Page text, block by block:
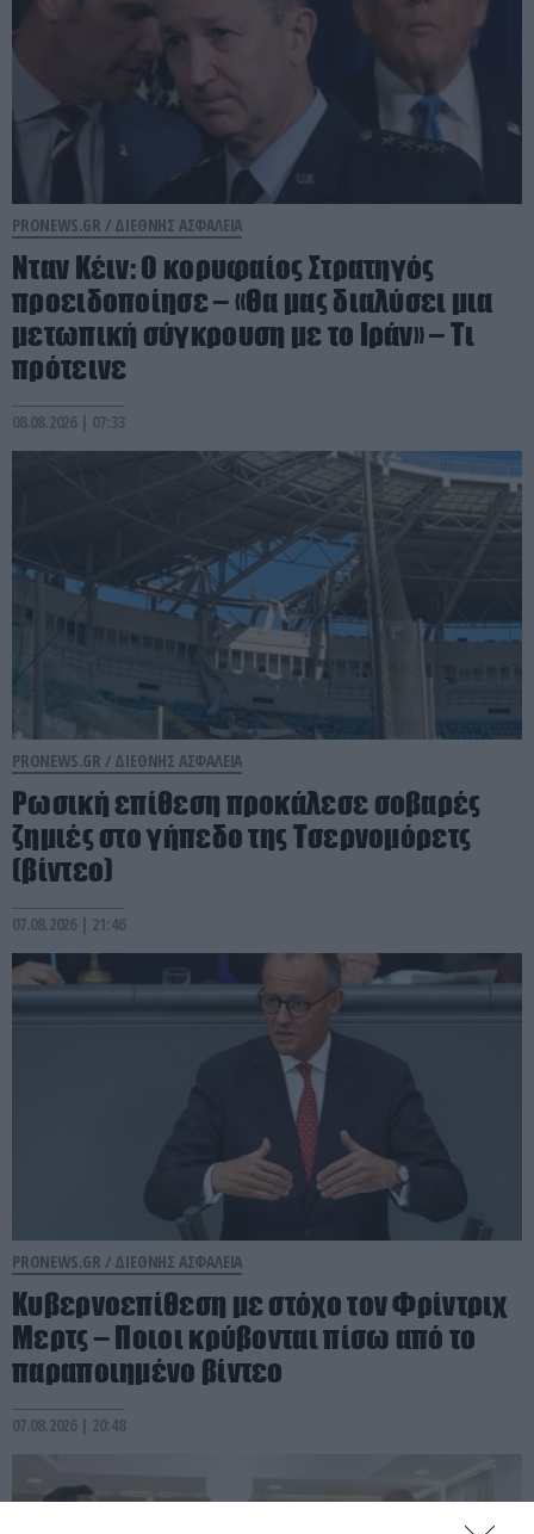
PRONEWS.GR / ΔΙΕΘΝΗΣ ΑΣΦΑΛΕΙΑ
Νταν Κέιν: Ο κορυφαίος Στρατηγός
προειδοποίησε – «Θα μας διαλύσει μια
μετωπική σύγκρουση με το Ιράν» – Τι
πρότεινε
08.08.2026 | 07:33
PRONEWS.GR / ΔΙΕΘΝΗΣ ΑΣΦΑΛΕΙΑ
Ρωσική επίθεση προκάλεσε σοβαρές
ζημιές στο γήπεδο της Τσερνομόρετς
(βίντεο)
07.08.2026 | 21:46
PRONEWS.GR / ΔΙΕΘΝΗΣ ΑΣΦΑΛΕΙΑ
Κυβερνοεπίθεση με στόχο τον Φρίντριχ
Μερτς – Ποιοι κρύβονται πίσω από το
παραποιημένο βίντεο
07.08.2026 | 20:48